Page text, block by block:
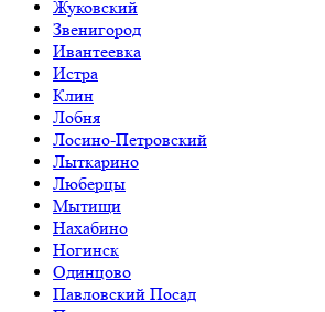
Жуковский
Звенигород
Ивантеевка
Истра
Клин
Лобня
Лосино-Петровский
Лыткарино
Люберцы
Мытищи
Нахабино
Ногинск
Одинцово
Павловский Посад